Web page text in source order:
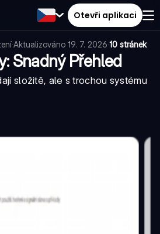
Otevři aplikaci
·Aktualizováno 19. 7. 2026·10 stránek
Snadný Přehled
složitě, ale s trochou systému